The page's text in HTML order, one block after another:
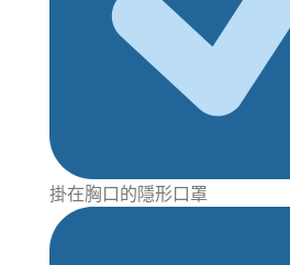
掛在胸口的隱形口罩